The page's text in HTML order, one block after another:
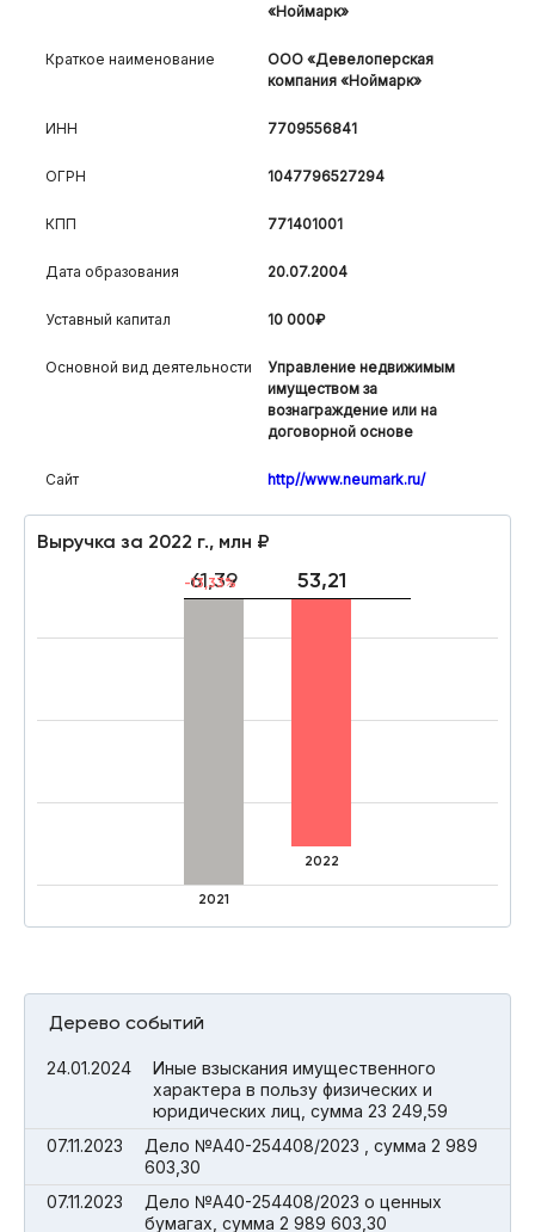
«Ноймарк»
Краткое наименование
ООО «Девелоперская
компания «Ноймарк»
ИНН 7709556841
ОГРН 1047796527294
КПП 771401001
Дата образования 20.07.2004
Уставный капитал 10 000₽
Основной вид деятельности
Управление недвижимым
имуществом за
вознаграждение или на
договорной основе
Сайт http//www.neumark.ru/
Выручка за 2022 г., млн ₽
61,39
2021
53,21
-13,33%
2022
Дерево событий
24.01.2024
Иные взыскания имущественного
характера в пользу физических и
юридических лиц, сумма 23 249,59
07.11.2023
Дело №А40-254408/2023 , сумма 2 989
603,30
07.11.2023
Дело №А40-254408/2023 о ценных
бумагах, сумма 2 989 603,30